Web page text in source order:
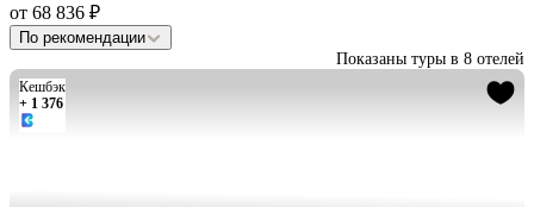
от 68 836 ₽
По рекомендации
Показаны туры в 8 отелей
Кешбэк
+ 1 376